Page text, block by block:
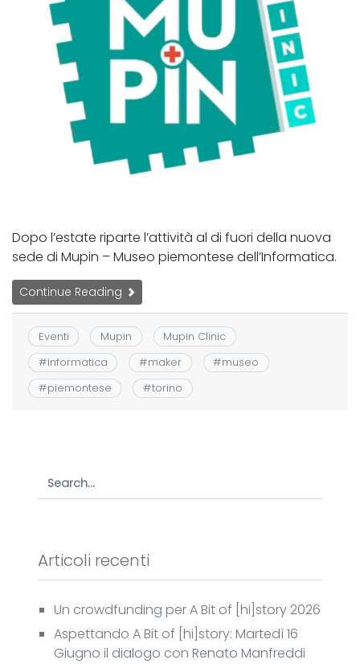
Dopo l’estate riparte l’attività al di fuori della nuova
sede di Mupin – Museo piemontese dell’Informatica.
Continue Reading
Eventi Mupin
Mupin Clinic
#informatica #maker #museo
#piemontese #torino
Articoli recenti
Un crowdfunding per A Bit of [hi]story 2026
Aspettando A Bit of [hi]story: Martedì 16
Giugno il dialogo con Renato Manfreddi